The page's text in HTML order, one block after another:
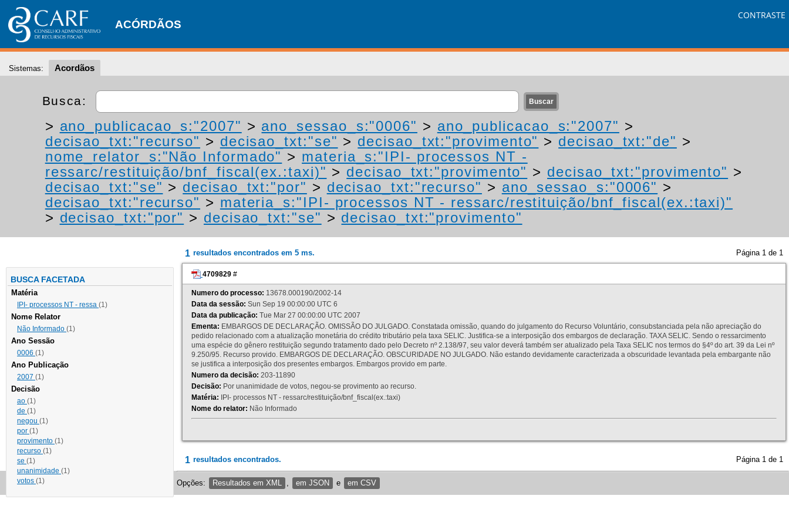
ACÓRDÃOS
CONTRASTE
Sistemas: Acordãos
Busca:
> ano_publicacao_s:"2007" > ano_sessao_s:"0006" > ano_publicacao_s:"2007" >
decisao_txt:"recurso" > decisao_txt:"se" > decisao_txt:"provimento" > decisao_txt:"de" >
nome_relator_s:"Não Informado" > materia_s:"IPI- processos NT -
ressarc/restituição/bnf_fiscal(ex.:taxi)" > decisao_txt:"provimento" > decisao_txt:"provimento" >
decisao_txt:"se" > decisao_txt:"por" > decisao_txt:"recurso" > ano_sessao_s:"0006" >
decisao_txt:"recurso" > materia_s:"IPI- processos NT - ressarc/restituição/bnf_fiscal(ex.:taxi)"
> decisao_txt:"por" > decisao_txt:"se" > decisao_txt:"provimento"
BUSCA FACETADA
Matéria
IPI- processos NT - ressa (1)
Nome Relator
Não Informado (1)
Ano Sessão
0006 (1)
Ano Publicação
2007 (1)
Decisão
ao (1)
de (1)
negou (1)
por (1)
provimento (1)
recurso (1)
se (1)
unanimidade (1)
votos (1)
1 resultados encontrados em 5 ms. Página 1 de 1
4709829 #
Numero do processo: 13678.000190/2002-14
Data da sessão: Sun Sep 19 00:00:00 UTC 6
Data da publicação: Tue Mar 27 00:00:00 UTC 2007
Ementa: EMBARGOS DE DECLARAÇÃO. OMISSÃO DO JULGADO. Constatada omissão, quando do julgamento do Recurso Voluntário, consubstanciada pela não apreciação do
pedido relacionado com a atualização monetária do crédito tributário pela taxa SELIC. Justifica-se a interposição dos embargos de declaração. TAXA SELIC. Sendo o ressarcimento
uma espécie do gênero restituição segundo tratamento dado pelo Decreto nº 2.138/97, seu valor deverá também ser atualizado pela Taxa SELIC nos termos do §4º do art. 39 da Lei nº
9.250/95. Recurso provido. EMBARGOS DE DECLARAÇÃO. OBSCURIDADE NO JULGADO. Não estando devidamente caracterizada a obscuridade levantada pela embargante não
se justifica a interposição dos presentes embargos. Embargos provido em parte.
Numero da decisão: 203-11890
Decisão: Por unanimidade de votos, negou-se provimento ao recurso.
Matéria: IPI- processos NT - ressarc/restituição/bnf_fiscal(ex.:taxi)
Nome do relator: Não Informado
1 resultados encontrados. Página 1 de 1
Opções: Resultados em XML em JSON e em CSV